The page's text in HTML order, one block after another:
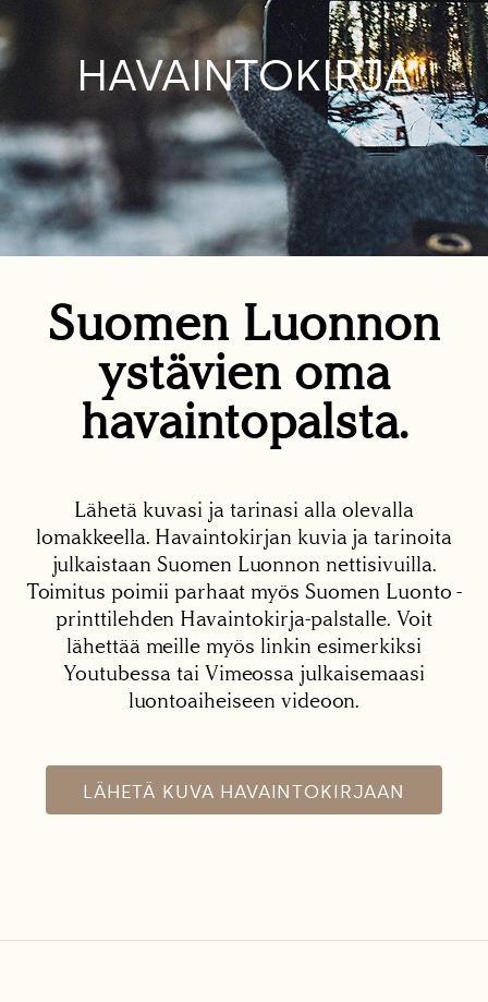
HAVAINTOKIRJA
Suomen Luonnon
ystävien oma
havaintopalsta.
Lähetä kuvasi ja tarinasi alla olevalla
lomakkeella. Havaintokirjan kuvia ja tarinoita
julkaistaan Suomen Luonnon nettisivuilla.
Toimitus poimii parhaat myös Suomen Luonto -
printtilehden Havaintokirja-palstalle. Voit
lähettää meille myös linkin esimerkiksi
Youtubessa tai Vimeossa julkaisemaasi
luontoaiheiseen videoon.
LÄHETÄ KUVA HAVAINTOKIRJAAN